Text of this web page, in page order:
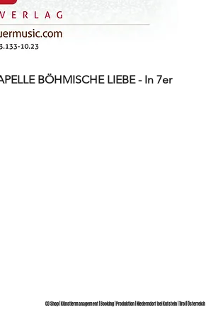
BÖHMISCHE LIEBE - In 7er
CD Shop | Künstlermanagement | Booking | Produktion | Niederndorf bei Kufstein | Tirol | Österreich |